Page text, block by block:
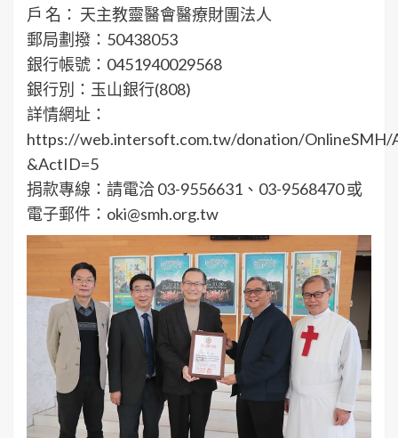
戶 名： 天主教靈醫會醫療財團法人
郵局劃撥：50438053
銀行帳號：0451940029568
銀行別：玉山銀行(808)
詳情網址：
https://web.intersoft.com.tw/donation/OnlineSMH/
&ActID=5
捐款專線：請電洽 03-9556631、03-9568470 或
電子郵件：oki@smh.org.tw